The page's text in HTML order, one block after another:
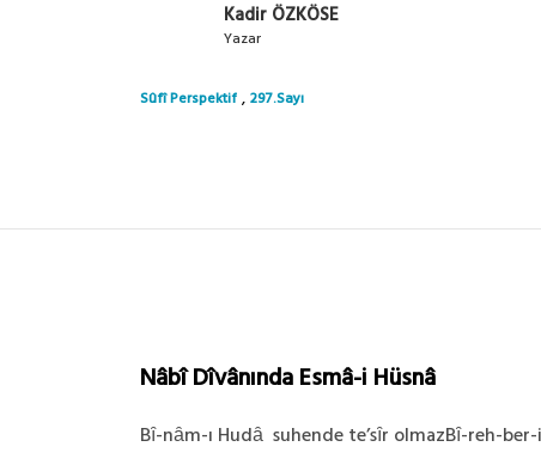
Kadir ÖZKÖSE
Yazar
Sûfî Perspektif , 297.Sayı
Nâbî Dîvânında Esmâ-i Hüsnâ
Bȋ-nȃm-ı Hudȃ suhende te’sȋr olmazBȋ-reh-